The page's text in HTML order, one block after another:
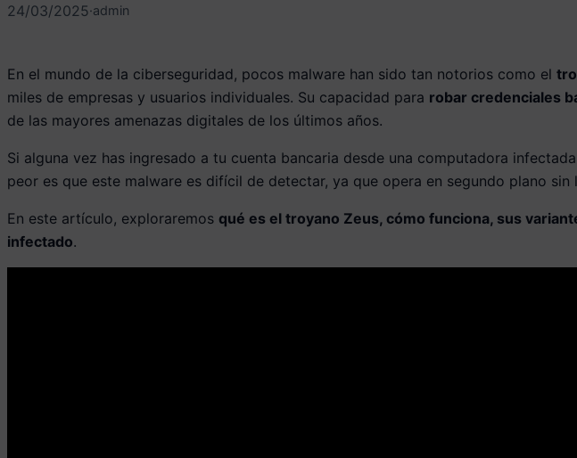
24/03/2025·admin
En el mundo de la ciberseguridad, pocos malware han sido tan notorios como el
miles de empresas y usuarios individuales. Su capacidad para robar credenciales
de las mayores amenazas digitales de los últimos años.
Si alguna vez has ingresado a tu cuenta bancaria desde una computadora
peor es que este malware es difícil de detectar, ya que opera en segundo plano sin
En este artículo, exploraremos qué es el troyano Zeus, cómo funciona, sus
infectado.